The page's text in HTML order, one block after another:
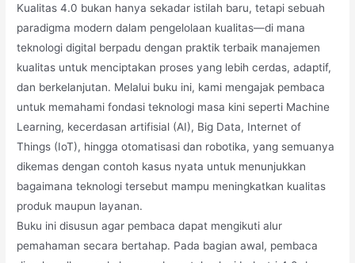
Kualitas 4.0 bukan hanya sekadar istilah baru, tetapi sebuah
paradigma modern dalam pengelolaan kualitas—di mana
teknologi digital berpadu dengan praktik terbaik manajemen
kualitas untuk menciptakan proses yang lebih cerdas, adaptif,
dan berkelanjutan. Melalui buku ini, kami mengajak pembaca
untuk memahami fondasi teknologi masa kini seperti Machine
Learning, kecerdasan artifisial (AI), Big Data, Internet of
Things (IoT), hingga otomatisasi dan robotika, yang semuanya
dikemas dengan contoh kasus nyata untuk menunjukkan
bagaimana teknologi tersebut mampu meningkatkan kualitas
produk maupun layanan.
Buku ini disusun agar pembaca dapat mengikuti alur
pemahaman secara bertahap. Pada bagian awal, pembaca